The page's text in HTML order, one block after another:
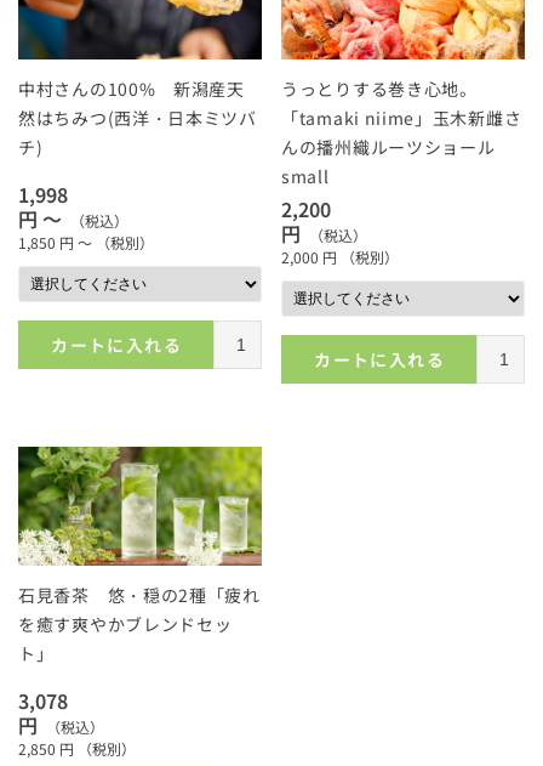
中村さんの100% 新潟産天
然はちみつ(西洋・日本ミツバ
チ)
1,998
円 ～
（税込）
1,850 円 ～ （税別）
カートに入れる
うっとりする巻き心地。
「tamaki niime」玉木新雌さ
んの播州織ルーツショール
small
2,200
円
（税込）
2,000 円 （税別）
カートに入れる
石見香茶 悠・穏の2種「疲れ
を癒す爽やかブレンドセッ
ト」
3,078
円
（税込）
2,850 円 （税別）